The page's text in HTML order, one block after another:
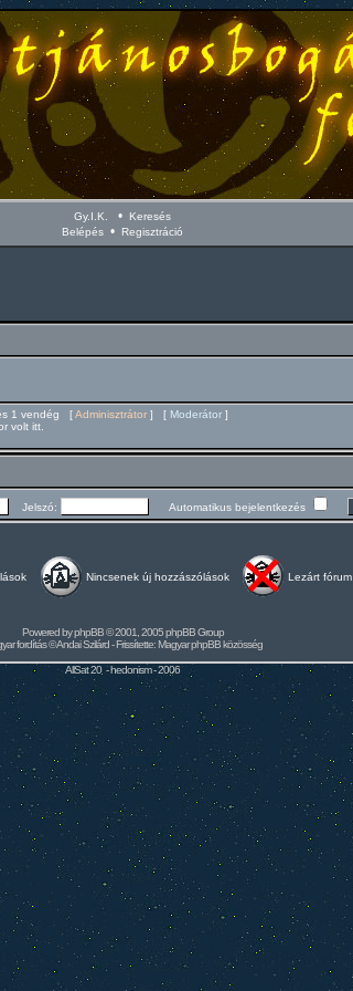
Gy.I.K. •
Keresés
Belépés • Regisztráció
1 vendég [Adminisztrátor] [ Moderátor]
volt itt.
Jelszó: Automatikus bejelentkezés
Nincsenek új hozzászólások Lezárt fórum
Powered byphpBB© 2001, 2005 phpBB Group
fordítás ©Andai Szilárd- Frissítette:Magyar phpBB közösség
AllSat 20 -hedonism- 2006